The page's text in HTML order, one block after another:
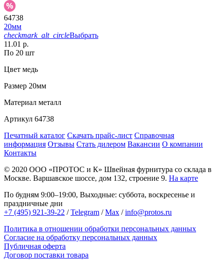
64738
20мм
checkmark_alt_circleВыбрать
11.01 р.
По 20 шт
Цвет медь
Размер 20мм
Материал металл
Артикул 64738
Печатный каталог Скачать прайс-лист Справочная
информация Отзывы Стать дилером Вакансии О компании
Контакты
© 2020 ООО «ПРОТОС и К» Швейная фурнитура со склада в
Москве. Варшавское шоссе, дом 132, строение 9. На карте
По будням 9:00–19:00, Выходные: суббота, воскресенье и
праздничные дни
+7 (495) 921-39-22 /Telegram /Max /info@protos.ru
Политика в отношении обработки персональных данных
Согласие на обработку персональных данных
Публичная оферта
Договор поставки товара